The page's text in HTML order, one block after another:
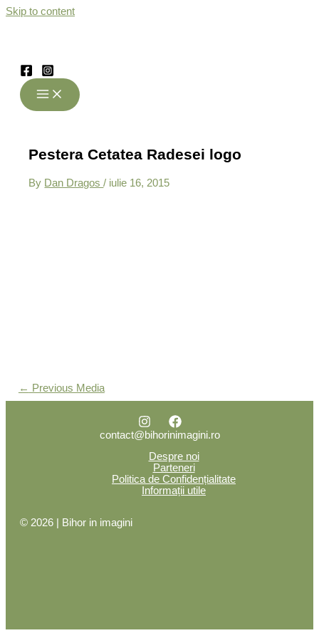
Skip to content
Pestera Cetatea Radesei logo
By Dan Dragos/ iulie 16, 2015
← Previous Media
contact@bihorinimagini.ro
Despre noi
Parteneri
Politica de Confidențialitate
Informații utile
© 2026 | Bihor in imagini